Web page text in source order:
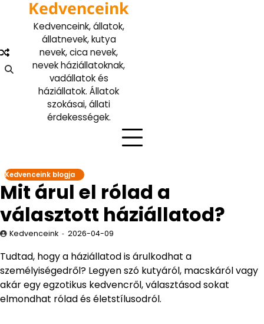
Kedvenceink
Kedvenceink, állatok,
állatnevek, kutya
nevek, cica nevek,
nevek háziállatoknak,
vadállatok és
háziállatok. Állatok
szokásai, állati
érdekességek.
Kedvenceink blogja
Mit árul el rólad a
választott háziállatod?
Kedvenceink 2026-04-09
Tudtad, hogy a háziállatod is árulkodhat a
személyiségedről? Legyen szó kutyáról, macskáról vagy
akár egy egzotikus kedvencről, választásod sokat
elmondhat rólad és életstílusodról.